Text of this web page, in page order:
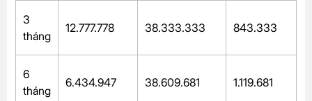
3
tháng
12.777.778 38.333.333 843.333
6
tháng
6.434.947 38.609.681 1.119.681